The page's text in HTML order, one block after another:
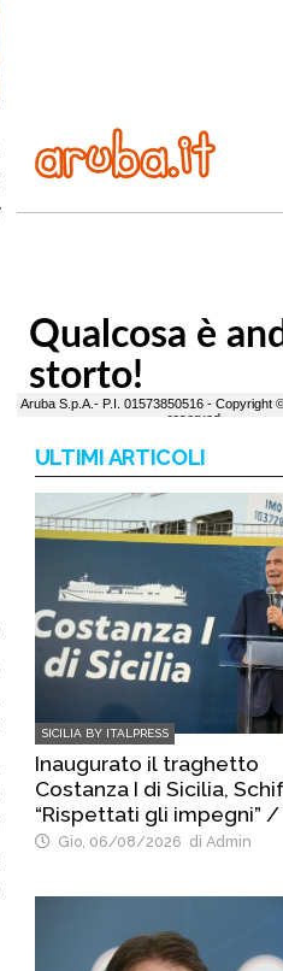
ULTIMI ARTICOLI
SICILIA BY ITALPRESS
Inaugurato il traghetto
Costanza I di Sicilia,
“Rispettati gli impegni”
Gio, 06/08/2026 di Admin